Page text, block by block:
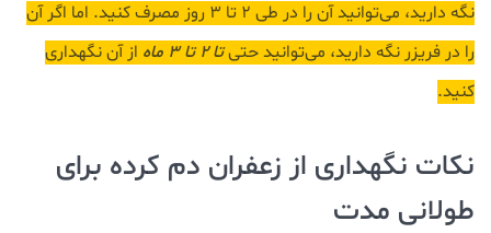
نگه دارید، می‌توانید آن را در طی ۲ تا ۳ روز مصرف کنید. اما اگر آن
را در فریزر نگه دارید، می‌توانید حتیتا ۲ تا ۳ ماه
از آن نگهداری
کنید.
نکات نگهداری از زعفران دم کرده برای
طولانی مدت